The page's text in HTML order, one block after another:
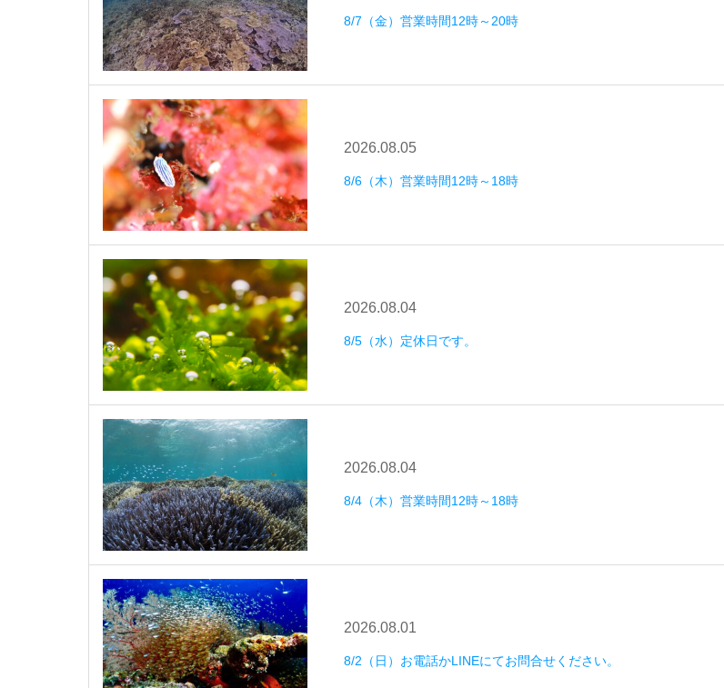
8/7（金）営業時間12時～20時
2026.08.05
8/6（木）営業時間12時～18時
2026.08.04
8/5（水）定休日です。
2026.08.04
8/4（木）営業時間12時～18時
2026.08.01
8/2（日）お電話かLINEにてお問合せください。